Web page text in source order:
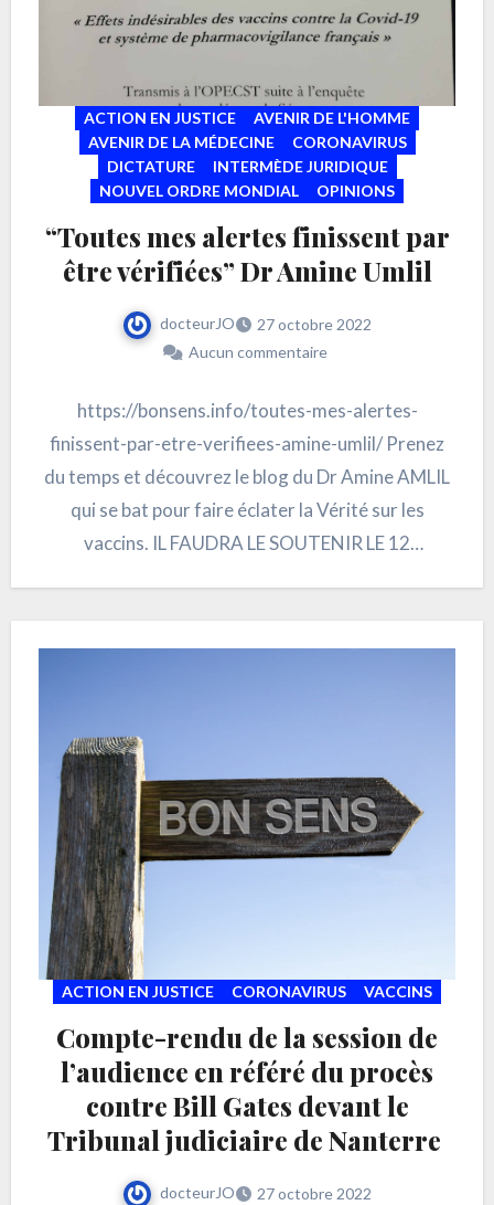
ACTION EN JUSTICE
AVENIR DE L'HOMME
AVENIR DE LA MÉDECINE
CORONAVIRUS
DICTATURE
INTERMÈDE JURIDIQUE
NOUVEL ORDRE MONDIAL
OPINIONS
“Toutes mes alertes finissent par
être vérifiées” Dr Amine Umlil
docteurJO
27 octobre 2022
Aucun commentaire
https://bonsens.info/toutes-mes-alertes-
finissent-par-etre-verifiees-amine-umlil/ Prenez
du temps et découvrez le blog du Dr Amine AMLIL
qui se bat pour faire éclater la Vérité sur les
vaccins. IL FAUDRA LE SOUTENIR LE 12
ACTION EN JUSTICE CORONAVIRUS VACCINS
Compte-rendu de la session de
l’audience en référé du procès
contre Bill Gates devant le
Tribunal judiciaire de Nanterre
docteurJO 27 octobre 2022